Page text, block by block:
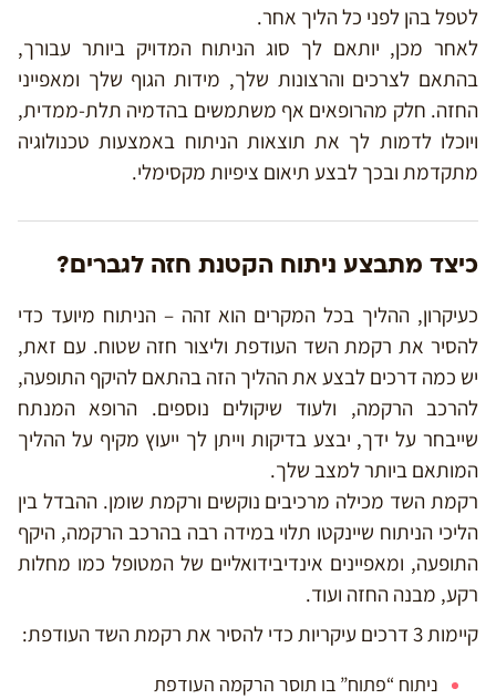
לטפל בהן לפני כל הליך אחר.
לאחר מכן, יותאם לך סוג הניתוח המדויק ביותר עבורך,
בהתאם לצרכים והרצונות שלך, מידות הגוף שלך ומאפייני
החזה. חלק מהרופאים אף משתמשים בהדמיה תלת-ממדית,
ויוכלו לדמות לך את תוצאות הניתוח באמצעות טכנולוגיה
מתקדמת ובכך לבצע תיאום ציפיות מקסימלי.
כיצד מתבצע ניתוח הקטנת חזה לגברים?
כעיקרון, ההליך בכל המקרים הוא זהה – הניתוח מיועד כדי
להסיר את רקמת השד העודפת וליצור חזה שטוח. עם זאת,
יש כמה דרכים לבצע את ההליך הזה בהתאם להיקף התופעה,
להרכב הרקמה, ולעוד שיקולים נוספים. הרופא המנתח
שייבחר על ידך, יבצע בדיקות וייתן לך ייעוץ מקיף על ההליך
המותאם ביותר למצב שלך.
רקמת השד מכילה מרכיבים נוקשים ורקמת שומן. ההבדל בין
הליכי הניתוח שיינקטו תלוי במידה רבה בהרכב הרקמה, היקף
התופעה, ומאפיינים אינדיבידואליים של המטופל כמו מחלות
רקע, מבנה החזה ועוד.
קיימות 3 דרכים עיקריות כדי להסיר את רקמת השד העודפת:
ניתוח “פתוח” בו תוסר הרקמה העודפת